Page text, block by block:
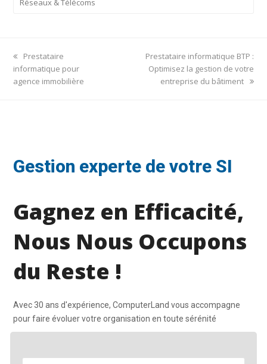
previous
post:
Prestataire
informatique pour
agence immobilière
next
post:
Prestataire informatique BTP :
Optimisez la gestion de votre
entreprise du bâtiment
Gestion experte de votre SI
Gagnez en Efficacité,
Nous Nous Occupons
du Reste !
Avec 30 ans d'expérience, ComputerLand vous accompagne
pour faire évoluer votre organisation en toute sérénité